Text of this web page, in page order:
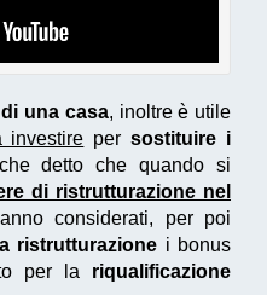
una casa, inoltre è utile
investire persostituire i
detto che quando si
di ristrutturazione nel
considerati, per poi
ristrutturazione i bonus
per la riqualificazione